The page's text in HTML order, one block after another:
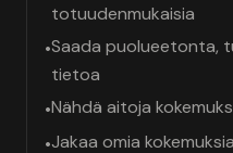
totuudenmukaisia
•Saada puolueetonta,
tietoa
•Nähdä aitoja
•Jakaa omia